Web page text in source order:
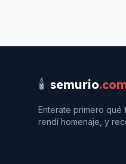
🕯️ semurio
Enterate primero qué
rendí homenaje, y